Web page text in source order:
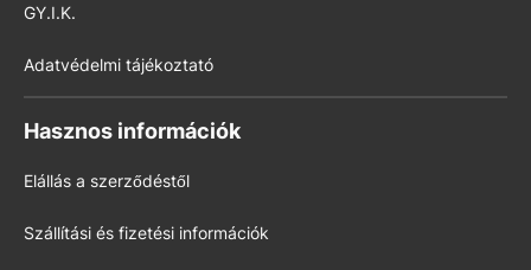
GY.I.K.
Adatvédelmi tájékoztató
Hasznos információk
Elállás a szerződéstől
Szállítási és fizetési információk